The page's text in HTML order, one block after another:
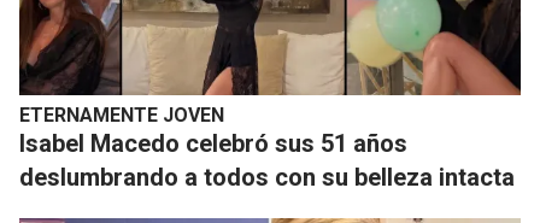
ETERNAMENTE JOVEN
​Isabel Macedo celebró sus 51 años
deslumbrando a todos con su belleza intacta